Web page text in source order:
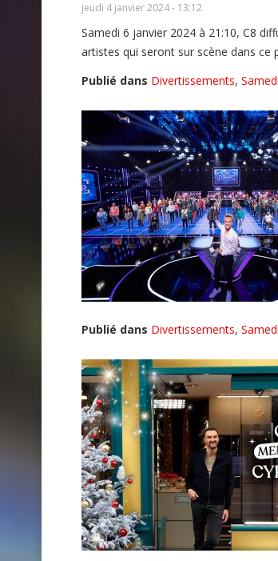
jeudi 4 janvier 2024 - 13:12
Samedi 6 janvier 2024 à 21:10, C8
artistes qui seront sur scène dans ce
Publié dans Divertissements, Samedi
Publié dans Divertissements, Samedi